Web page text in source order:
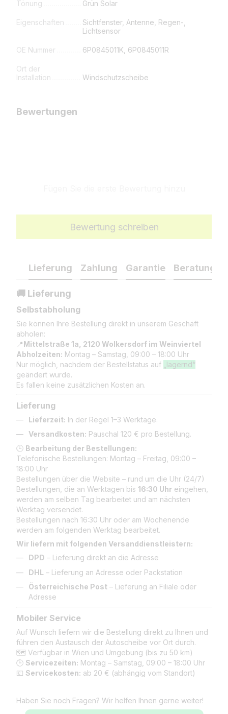
Tönung Grün Solar
Eigenschaften
Sichtfenster, Antenne, Regen-,
Lichtsensor
OE Nummer 6P0845011K, 6P0845011R
Ort der
Installation
Windschutzscheibe
Bewertungen
Bewertung schreiben
Lieferung Zahlung Garantie Beratung
🚚 Lieferung
Selbstabholung
Sie können Ihre Bestellung direkt in unserem Geschäft
abholen:
📍Mittelstraße 1a, 2120 Wolkersdorf im Weinviertel
Abholzeiten: Montag – Samstag, 09:00 – 18:00 Uhr
Nur möglich, nachdem der Bestellstatus auf
„lagernd“
geändert wurde.
Es fallen keine zusätzlichen Kosten an.
Lieferung
Lieferzeit: In der Regel 1–3 Werktage.
Versandkosten: Pauschal 120 € pro Bestellung.
🕒 Bearbeitung der Bestellungen:
Telefonische Bestellungen: Montag – Freitag, 09:00 –
18:00 Uhr
Bestellungen über die Website – rund um die Uhr (24/7)
Bestellungen, die an Werktagen bis 16:30 Uhr eingehen,
werden am selben Tag bearbeitet und am nächsten
Werktag versendet.
Bestellungen nach 16:30 Uhr oder am Wochenende
werden am folgenden Werktag bearbeitet.
Wir liefern mit folgenden Versanddienstleistern:
DPD – Lieferung direkt an die Adresse
DHL – Lieferung an Adresse oder Packstation
Österreichische Post – Lieferung an Filiale oder
Adresse
Mobiler Service
Auf Wunsch liefern wir die Bestellung direkt zu Ihnen und
führen den Austausch der Autoscheibe vor Ort durch.
🗺️ Verfügbar in Wien und Umgebung (bis zu 50 km)
🕒 Servicezeiten: Montag – Samstag, 09:00 – 18:00 Uhr
💶 Servicekosten: ab 20 € (abhängig vom Standort)
Haben Sie noch Fragen? Wir helfen Ihnen gerne weiter!